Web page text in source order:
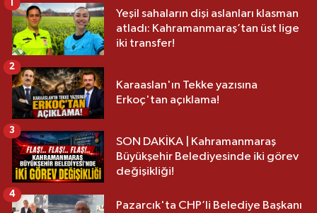
Yeşil sahaların dişi aslanları klasman
atladı: Kahramanmaraş’tan üst lige
iki transfer!
1
Karaaslan'ın Tekke yazısına
Erkoç'tan açıklama!
2
SON DAKİKA | Kahramanmaraş
Büyükşehir Belediyesinde iki görev
değişikliği!
3
Pazarcık'ta CHP’li Belediye Başkanı
4